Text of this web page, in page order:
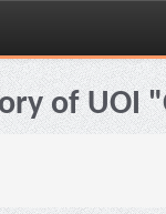
of UOI